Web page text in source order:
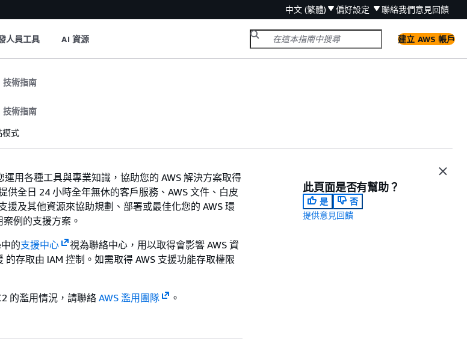
中文 (繁體) 偏好設定 聯絡我們意見回饋
人員工具 AI 資源 建立 AWS 帳戶
技術指南
技術指南
模式
用各種工具與專業知識，協助您的 AWS 解決方案取得
供全日 24 小時全年無休的客戶服務、AWS 文件、白皮
援及其他資源來協助規劃、部署或最佳化您的 AWS 環
例的支援方案。
的支援中心
視為聯絡中心，用以取得會影響 AWS 資
的存取由 IAM 控制。如需取得 AWS 支援功能存取權限
的濫用情況，請聯絡AWS 濫用團隊 。
此頁面是否有幫助？
是
否
提供意見回饋